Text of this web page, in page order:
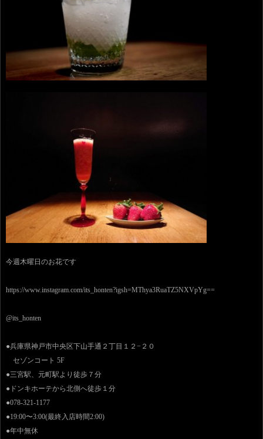
今週木曜日のお花です
https://www.instagram.com/its_honten?igsh=MThya3RuaTZ5NXVpYg==
@its_honten
●兵庫県神戸市中央区下山手通２丁目１２−２０
セゾンコート 5F
●三宮駅、元町駅より徒歩７分
●ドンキホーテから北側へ徒歩１分
●078-321-1177
●19:00〜3:00(最終入店時間2:00)
●年中無休